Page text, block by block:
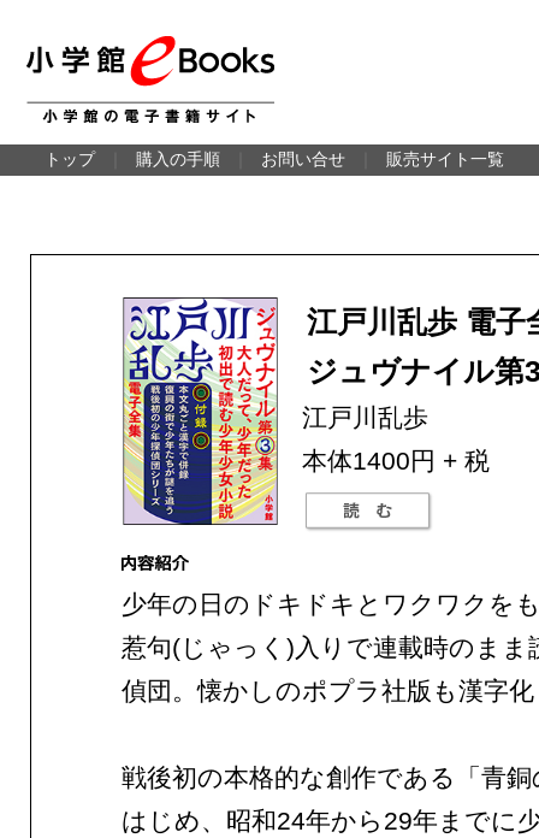
トップ 購入の手順 お問い合せ 販売サイト一覧
江戸川乱歩 電
ジュヴナイル第
江戸川乱歩
本体1400円 + 税
少年の日のドキドキとワクワクを
惹句(じゃっく)入りで連載時のまま
偵団。懐かしのポプラ社版も漢字
戦後初の本格的な創作である「青
はじめ、昭和24年から29年までに